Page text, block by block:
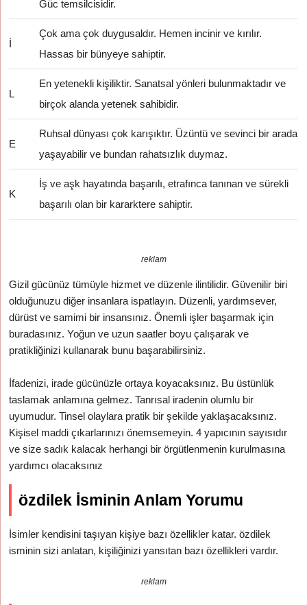
Güc temsilcisidir.
İ
Çok ama çok duygusaldır. Hemen incinir ve kırılır.
Hassas bir bünyeye sahiptir.
L
En yetenekli kişiliktir. Sanatsal yönleri bulunmaktadır ve
birçok alanda yetenek sahibidir.
E
Ruhsal dünyası çok karışıktır. Üzüntü ve sevinci bir arada
yaşayabilir ve bundan rahatsızlık duymaz.
K
İş ve aşk hayatında başarılı, etrafınca tanınan ve sürekli
başarılı olan bir kararktere sahiptir.
reklam
Gizil gücünüz tümüyle hizmet ve düzenle ilintilidir. Güvenilir biri
olduğunuzu diğer insanlara ispatlayın. Düzenli, yardımsever,
dürüst ve samimi bir insansınız. Önemli işler başarmak için
buradasınız. Yoğun ve uzun saatler boyu çalışarak ve
pratikliğinizi kullanarak bunu başarabilirsiniz.
İfadenizi, irade gücünüzle ortaya koyacaksınız. Bu üstünlük
taslamak anlamına gelmez. Tanrısal iradenin olumlu bir
uyumudur. Tinsel olaylara pratik bir şekilde yaklaşacaksınız.
Kişisel maddi çıkarlarınızı önemsemeyin. 4 yapıcının sayısıdır
ve size sadık kalacak herhangi bir örgütlenmenin kurulmasına
yardımcı olacaksınız
özdilek İsminin Anlam Yorumu
İsimler kendisini taşıyan kişiye bazı özellikler katar. özdilek
isminin sizi anlatan, kişiliğinizi yansıtan bazı özellikleri vardır.
reklam